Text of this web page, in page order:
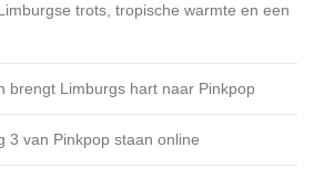
trots, tropische warmte en een
brengt Limburgs hart naar Pinkpop
3 van Pinkpop staan online